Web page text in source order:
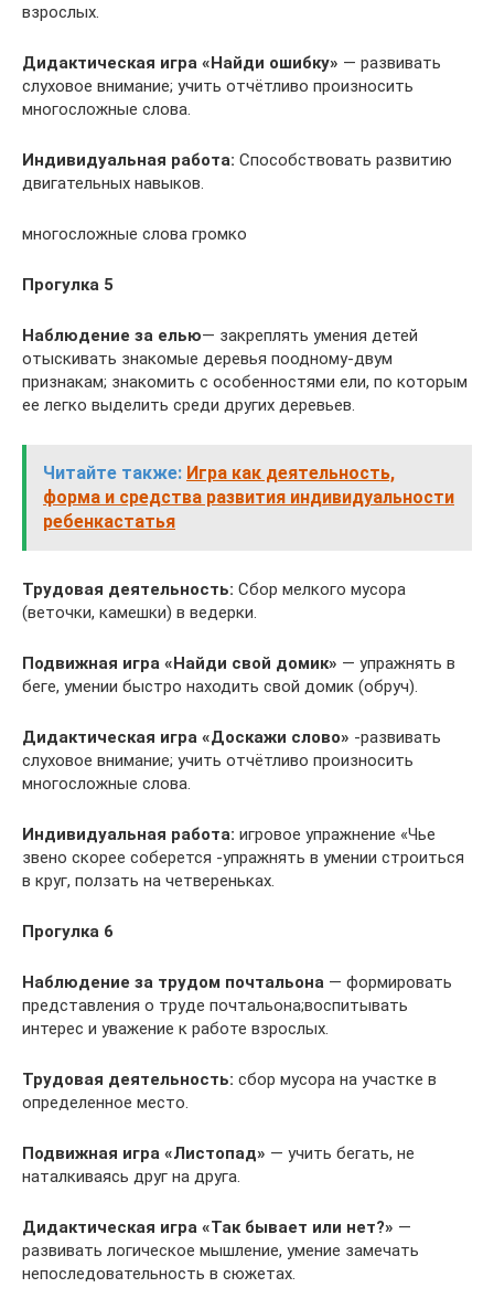
взрослых.
Дидактическая игра «Найди ошибку» — развивать
слуховое внимание; учить отчётливо произносить
многосложные слова.
Индивидуальная работа: Способствовать развитию
двигательных навыков.
многосложные слова громко
Прогулка 5
Наблюдение за елью— закреплять умения детей
отыскивать знакомые деревья поодному-двум
признакам; знакомить с особенностями ели, по которым
ее легко выделить среди других деревьев.
Читайте также: Игра как деятельность,
форма и средства развития индивидуальности
ребенкастатья
Трудовая деятельность: Сбор мелкого мусора
(веточки, камешки) в ведерки.
Подвижная игра «Найди свой домик» — упражнять в
беге, умении быстро находить свой домик (обруч).
Дидактическая игра «Доскажи слово» -развивать
слуховое внимание; учить отчётливо произносить
многосложные слова.
Индивидуальная работа: игровое упражнение «Чье
звено скорее соберется -упражнять в умении строиться
в круг, ползать на четве­реньках.
Прогулка 6
Наблюдение за трудом почтальона — формировать
представления о труде почтальона;воспитывать
интерес и уважение к работе взрослых.
Трудовая деятельность: сбор мусора на участке в
определенное место.
Подвижная игра «Листопад» — учить бегать, не
наталкиваясь друг на друга.
Дидактическая игра «Так бывает или нет?» —
развивать логическое мышление, умение замечать
непоследовательность в сюжетах.